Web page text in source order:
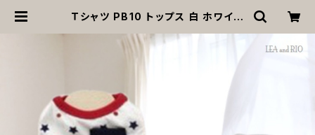
Ｔシャツ PB10 トップス 白 ホワイト
at ペット 服 犬服 猫服 犬の服 猫の
服 返品交換不可 | MOANA